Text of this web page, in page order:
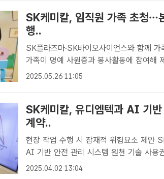
SK케미칼, 임직원 가족 초청…
행..
SK플라즈마·SK바이오사이언스와 함께 가족 초청 행사
가족이 명예 사원증과 봉사활동에 참여해
하고 있다. /SK케미칼[더팩트ㅣ장혜승 기
2025.05.26 11:05
SK케미칼, 유디엠텍과 AI 기
계약..
현장 작업 수행 시 잠재적 위험요소 제안 SK케미칼이 유디엠텍과 생성형
AI 기반 안전 관리 시스템 원천 기술 사용
SK케미칼 구성원들이 안전 관리 시스템을
2025.04.02 13:04